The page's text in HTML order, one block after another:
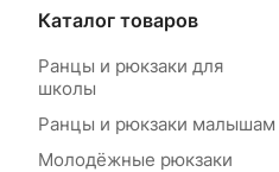
Каталог товаров
Ранцы и рюкзаки для
школы
Ранцы и рюкзаки малышам
Молодёжные рюкзаки